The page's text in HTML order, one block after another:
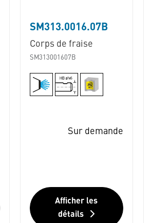
SM313.0016.07B
Corps de fraise
SM313001607B
Sur demande
Afficher les
détails